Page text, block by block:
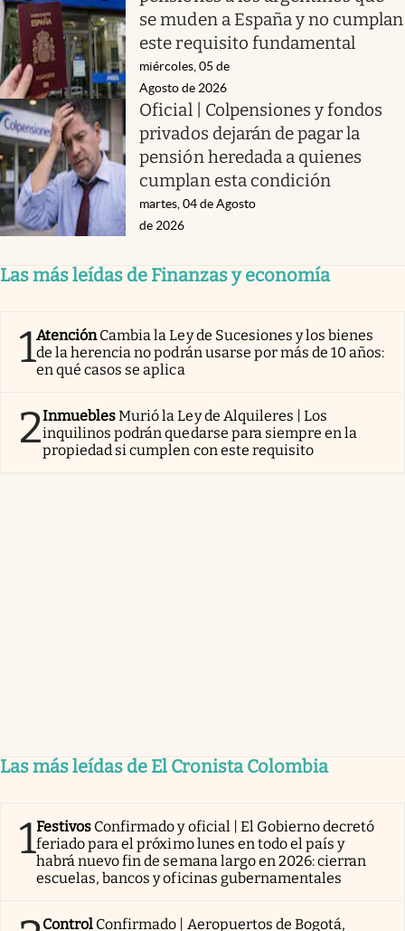
se muden a España y no cumplan
este requisito fundamental
miércoles, 05 de
Agosto de 2026
Oficial | Colpensiones y fondos
privados dejarán de pagar la
pensión heredada a quienes
cumplan esta condición
martes, 04 de Agosto
de 2026
Las más leídas de Finanzas y economía
1AtenciónCambia la Ley de Sucesiones y los bienes
de la herencia no podrán usarse por más de 10 años:
en qué casos se aplica
2InmueblesMurió la Ley de Alquileres | Los
inquilinos podrán quedarse para siempre en la
propiedad si cumplen con este requisito
Las más leídas de El Cronista Colombia
1Festivos Confirmado y oficial | El Gobierno decretó
feriado para el próximo lunes en todo el país y
habrá nuevo fin de semana largo en 2026: cierran
escuelas, bancos y oficinas gubernamentales
Control Confirmado | Aeropuertos de Bogotá,